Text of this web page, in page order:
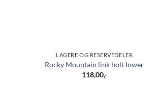
LAGERE OG RESERVEDELER
Rocky Mountain link bolt lower
118,00,-